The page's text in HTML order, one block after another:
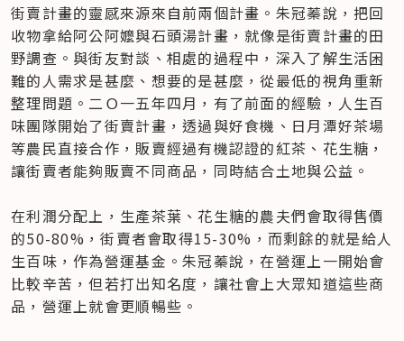
街賣計畫的靈感來源來自前兩個計畫。朱冠蓁說，把回
收物拿給阿公阿嬤與石頭湯計畫，就像是街賣計畫的田
野調查。與街友對談、相處的過程中，深入了解生活困
難的人需求是甚麼、想要的是甚麼，從最低的視角重新
整理問題。二Ｏ一五年四月，有了前面的經驗，人生百
味團隊開始了街賣計畫，透過與好食機、日月潭好茶場
等農民直接合作，販賣經過有機認證的紅茶、花生糖，
讓街賣者能夠販賣不同商品，同時結合土地與公益。
在利潤分配上，生產茶葉、花生糖的農夫們會取得售價
的50-80%，街賣者會取得15-30%，而剩餘的就是給人
生百味，作為營運基金。朱冠蓁說，在營運上一開始會
比較辛苦，但若打出知名度，讓社會上大眾知道這些商
品，營運上就會更順暢些。